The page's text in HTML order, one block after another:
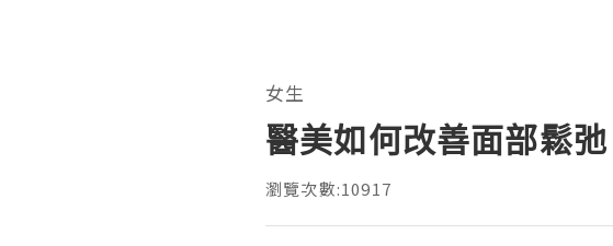
女生
醫美如何改善面部鬆
瀏覽次數:10917